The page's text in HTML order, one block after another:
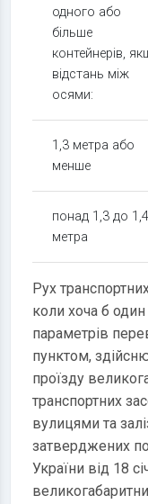
одного або
більше
контейнерів,
відстань між
осями:
1,3 метра або
менше
понад 1,3 до 1,4
метра
Рух
коли хоча б один
параметрів
пунктом,
проїзду
транспортних
вулицями та
затверджених
України від 18